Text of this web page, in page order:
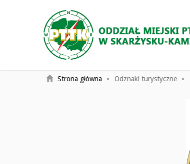
Strona główna Odznaki turystyczne